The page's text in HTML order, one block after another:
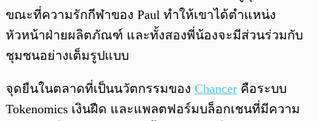
ขณะที่ความรักกีฬาของ Paul ทำให้เขาได้ตำแหน่ง
หัวหน้าฝ่ายผลิตภัณฑ์ และทั้งสองพี่น้องจะมีส่วนร่วมกับ
ชุมชนอย่างเต็มรูปแบบ
จุดยืนในตลาดที่เป็นนวัตกรรมของ Chancer คือระบบ
Tokenomics เงินฝืด และแพลตฟอร์มบล็อกเชนที่มีความ